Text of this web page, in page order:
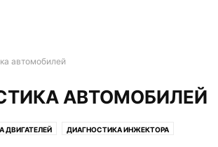
автомобилей
АВТОМОБИЛЕЙ
ДВИГАТЕЛЕЙ ДИАГНОСТИКА ИНЖЕКТОРА